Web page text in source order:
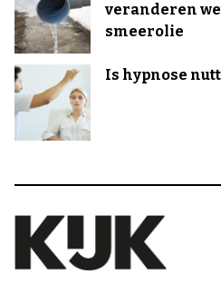
veranderen
smeerolie
Is hypnose